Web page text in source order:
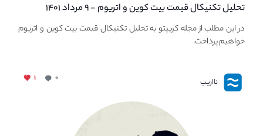
تحلیل تکنیکال قیمت بیت کوین و اتریوم - ۹ مرداد ۱۴۰۱
در این مطلب از مجله کریپتو به تحلیل تکنیکال قیمت بیت کوین و اتریوم
خواهیم پرداخت.
نااریب ۰ ۱